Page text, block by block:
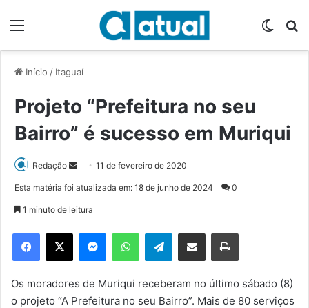
Início / Itaguaí
Projeto “Prefeitura no seu
Bairro” é sucesso em Muriqui
Redação
d
e
m
e
-
11 de fevereiro de 2020
Esta matéria foi atualizada em: 18 de junho de 2024 0
1 minuto de leitura
Telegram
Os moradores de Muriqui receberam no último sábado (8)
o projeto “A Prefeitura no seu Bairro”. Mais de 80 serviços